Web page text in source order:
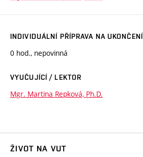
INDIVIDUÁLNÍ PŘÍPRAVA NA UKONČENÍ
0 hod., nepovinná
VYUČUJÍCÍ / LEKTOR
Mgr. Martina Repková, Ph.D.
ŽIVOT NA VUT